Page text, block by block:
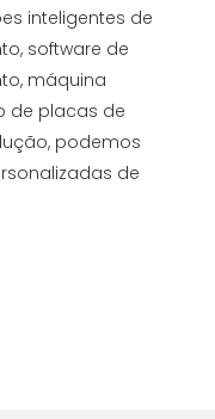
inteligentes de
software de
máquina
de placas de
podemos
de